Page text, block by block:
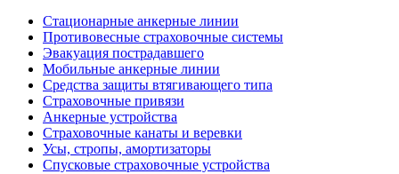
Стационарные анкерные линии
Противовесные страховочные системы
Эвакуация пострадавшего
Мобильные анкерные линии
Средства защиты втягивающего типа
Страховочные привязи
Анкерные устройства
Страховочные канаты и веревки
Усы, стропы, амортизаторы
Спусковые страховочные устройства